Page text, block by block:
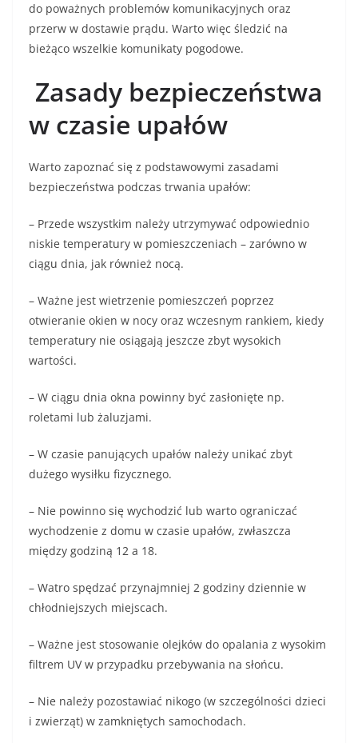
do poważnych problemów komunikacyjnych oraz
przerw w dostawie prądu. Warto więc śledzić na
bieżąco wszelkie komunikaty pogodowe.
Zasady bezpieczeństwa
w czasie upałów
Warto zapoznać się z podstawowymi zasadami
bezpieczeństwa podczas trwania upałów:
– Przede wszystkim należy utrzymywać odpowiednio
niskie temperatury w pomieszczeniach – zarówno w
ciągu dnia, jak również nocą.
– Ważne jest wietrzenie pomieszczeń poprzez
otwieranie okien w nocy oraz wczesnym rankiem, kiedy
temperatury nie osiągają jeszcze zbyt wysokich
wartości.
– W ciągu dnia okna powinny być zasłonięte np.
roletami lub żaluzjami.
– W czasie panujących upałów należy unikać zbyt
dużego wysiłku fizycznego.
– Nie powinno się wychodzić lub warto ograniczać
wychodzenie z domu w czasie upałów, zwłaszcza
między godziną 12 a 18.
– Watro spędzać przynajmniej 2 godziny dziennie w
chłodniejszych miejscach.
– Ważne jest stosowanie olejków do opalania z wysokim
filtrem UV w przypadku przebywania na słońcu.
– Nie należy pozostawiać nikogo (w szczególności dzieci
i zwierząt) w zamkniętych samochodach.